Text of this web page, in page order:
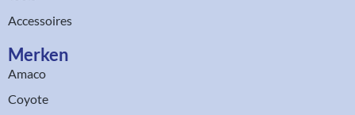
Accessoires
Merken
Amaco
Coyote